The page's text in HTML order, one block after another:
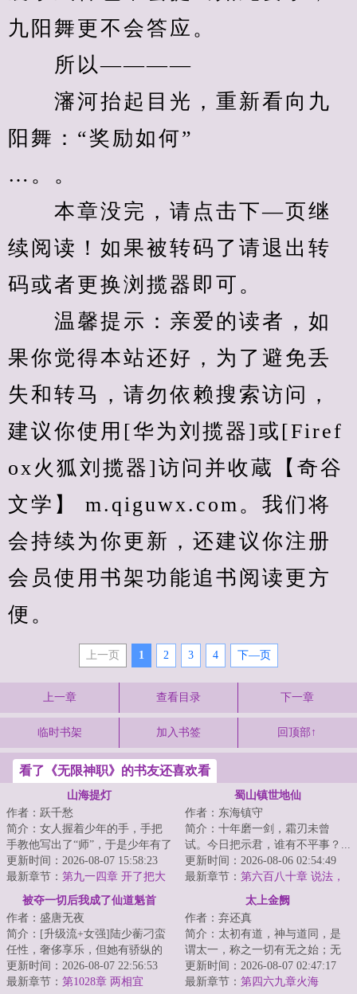
九阳舞更不会答应。
所以————
瀋河抬起目光，重新看向九
阳舞：“奖励如何”
…。。
本章没完，请点击下—页继
续阅读！如果被转码了请退出转
码或者更换浏揽器即可。
温馨提示：亲爱的读者，如
果你觉得本站还好，为了避免丢
失和转马，请勿依赖搜索访问，
建议你使用[华为刘揽器]或[Firef
ox火狐刘揽器]访问并收蔵【奇谷
文学】 m.qiguwx.com。我们将
会持续为你更新，还建议你注册
会员使用书架功能追书阅读更方
便。
上一页 1 2 3 4 下—页
上一章 查看目录 下一章
临时书架 加入书签 回顶部↑
看了《无限神职》的书友还喜欢看
山海提灯
作者：跃千愁
简介：女人握着少年的手，手把
手教他写出了“师”，于是少年有了
姓。山海提灯，与皓月争辉！...
更新时间：2026-08-07 15:58:23
最新章节： 第九一四章 开了把大
蜀山镇世地仙
作者：东海镇守
简介：十年磨一剑，霜刃未曾
试。今日把示君，谁有不平事？...
更新时间：2026-08-06 02:54:49
最新章节： 第六百八十章 说法，
花开，龙现，道明（7.1K字奉
上，求月票支持~）
被夺一切后我成了仙道魁首
作者：盛唐无夜
简介：[升级流+女强]陆少蘅刁蛮
任性，奢侈享乐，但她有骄纵的
资本。优越出身、顶尖才情、亲
友宠爱和婚约...
更新时间：2026-08-07 22:56:53
最新章节： 第1028章 两相宜
太上金阙
作者：弃还真
简介：太初有道，神与道同，是
谓太一，称之一切有无之始；无
极之先，阴阳之母，是谓太上，
称之辟地天开之...
更新时间：2026-08-07 02:47:17
最新章节： 第四六九章火海